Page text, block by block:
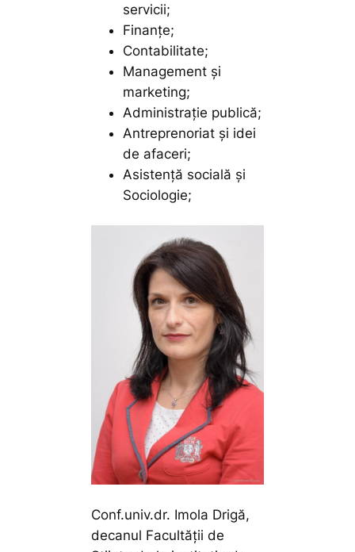
servicii;
Finanţe;
Contabilitate;
Management şi
marketing;
Administraţie publică;
Antreprenoriat și idei
de afaceri;
Asistenţă socială și
Sociologie;
Conf.univ.dr. Imola Drigă,
decanul Facultății de